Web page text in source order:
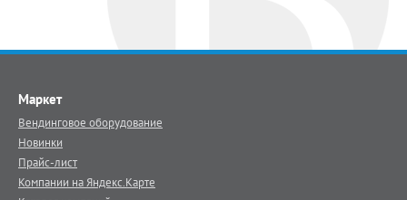
Маркет
Вендинговое оборудование
Новинки
Прайс-лист
Компании на Яндекс.Карте